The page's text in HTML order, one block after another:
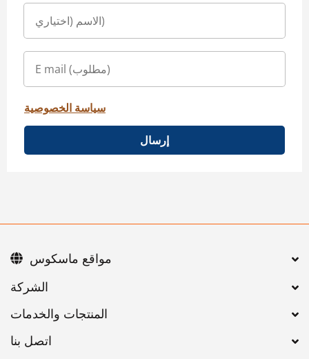
سياسة الخصوصية
إرسال
اتصل بنا
مواقع ماسكوس